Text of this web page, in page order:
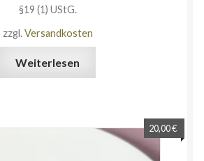
§19 (1) UStG.
zzgl.Versandkosten
Weiterlesen
20,00€